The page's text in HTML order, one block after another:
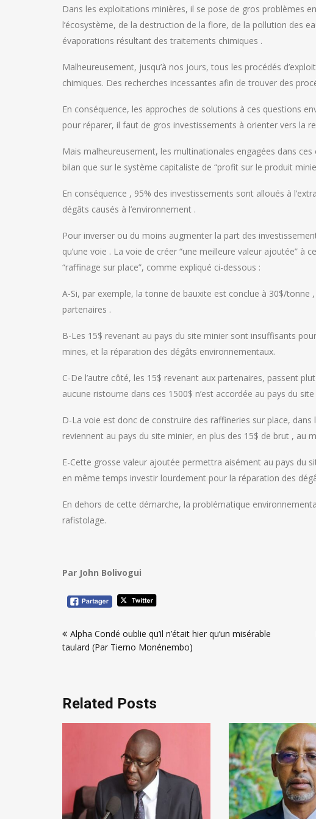
Dans les exploitations minières, il se pose de gros problèmes
l’écosystème, de la destruction de la flore, de la pollution des
évaporations résultant des traitements chimiques .
Malheureusement, jusqu’à nos jours, tous les procédés
chimiques. Des recherches incessantes afin de trouver des
En conséquence, les approches de solutions à ces questions
pour réparer, il faut de gros investissements à orienter vers la
Mais malheureusement, les multinationales engagées dans
bilan que sur le système capitaliste de “profit sur le produit
En conséquence , 95% des investissements sont alloués à
dégâts causés à l’environnement .
Pour inverser ou du moins augmenter la part des
qu’une voie . La voie de créer “une meilleure valeur ajoutée” à
“raffinage sur place”, comme expliqué ci-dessous :
A-Si, par exemple, la tonne de bauxite est conclue à 30$/
partenaires .
B-Les 15$ revenant au pays du site minier sont insuffisants
mines, et la réparation des dégâts environnementaux.
C-De l’autre côté, les 15$ revenant aux partenaires, passent
aucune ristourne dans ces 1500$ n’est accordée au pays du
D-La voie est donc de construire des raffineries sur place,
reviennent au pays du site minier, en plus des 15$ de brut , au
E-Cette grosse valeur ajoutée permettra aisément au pays
en même temps investir lourdement pour la réparation des
En dehors de cette démarche, la problématique
rafistolage.
Par John Bolivogui
deAlpha Condé oublie qu’il n’était hier qu’un misérable
taulard (Par Tierno Monénembo)
Related Posts